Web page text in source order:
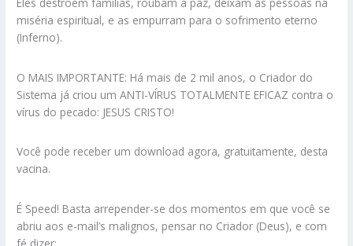
miséria espiritual, e as empurram para o sofrimento eterno
(Inferno).
O MAIS IMPORTANTE: Há mais de 2 mil anos, o Criador do
Sistema já criou um ANTI-VÍRUS TOTALMENTE EFICAZ contra o
vírus do pecado: JESUS CRISTO!
Você pode receber um download agora, gratuitamente, desta
vacina.
É Speed! Basta arrepender-se dos momentos em que você se
abriu aos e-mail’s malignos, pensar no Criador (Deus), e com